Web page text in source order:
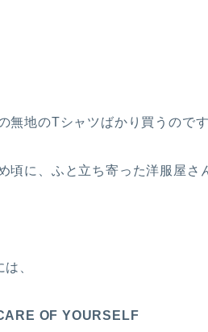
無地のTシャツばかり買うので
頃に、ふと立ち寄った洋服屋さ
、
OF YOURSELF